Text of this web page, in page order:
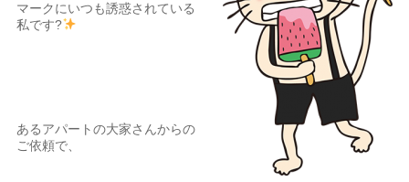
マークにいつも誘惑されている
私です?
あるアパートの大家さんからの
ご依頼で、